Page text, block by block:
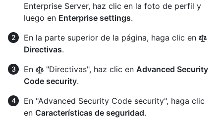
Enterprise Server, haz clic en la foto de perfil y
luego en Enterprise settings.
En la parte superior de la página, haga clic en
Directivas.
En
"Directivas", haz clic en Advanced Security
Code security.
En "Advanced Security Code security", haga clic
en Características de seguridad.